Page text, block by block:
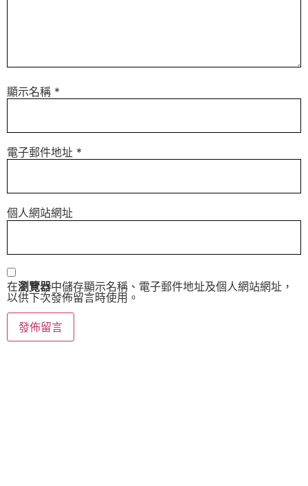
顯示名稱 *
電子郵件地址 *
個人網站網址
在瀏覽器中儲存顯示名稱、電子郵件地址及個人網站網址，
以供下次發佈留言時使用。